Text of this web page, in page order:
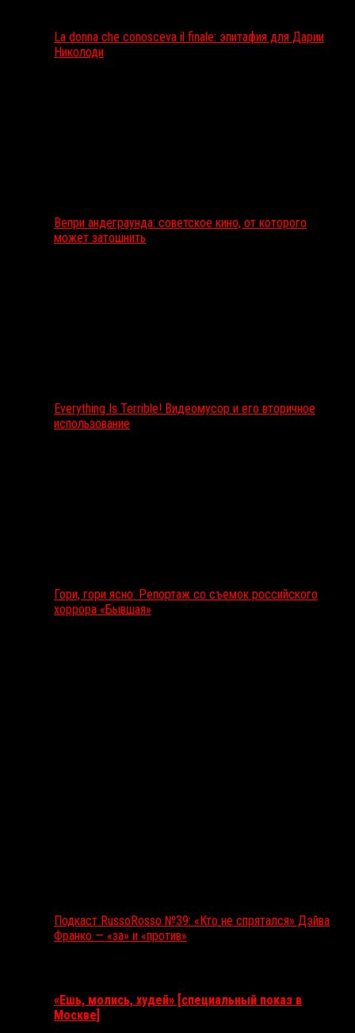
La donna che conosceva il finale: эпитафия для Дарии
Николоди
Вепри андеграунда: советское кино, от которого
может затошнить
Everything Is Terrible! Видеомусор и его вторичное
использование
Гори, гори ясно: Репортаж со съемок российского
хоррора «Бывшая»
Подкаст RussoRosso №39: «Кто не спрятался» Дэйва
Франко — «за» и «против»
«Ешь, молись, худей» [специальный показ в
Москве]